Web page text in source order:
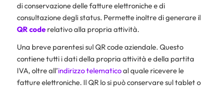
di conservazione delle fatture elettroniche e di
consultazione degli status. Permette inoltre di generare il
QR coderelativo alla propria attività.
Una breve parentesi sul QR code aziendale. Questo
contiene tutti i dati della propria attività e della partita
IVA, oltre all’indirizzo telematicoal quale ricevere le
fatture elettroniche. Il QR lo si può conservare sul tablet o